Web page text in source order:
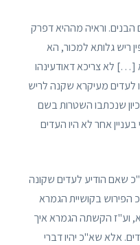
הבנים. וראיה מההיא דפרק
ריש גלותא למכור, הא
[…] לא צריכא דאודעינהו
לעדים מעיקרא שקנה לריש
כיון שנכתבו השטרות בשם
אחר לא היו העדים
שאם הודיע לעדים שקונה
הפירוש בקושיית הגמרא
וע"ז הקשתה הגמרא איך
אלא שא"כ יהיו דברי